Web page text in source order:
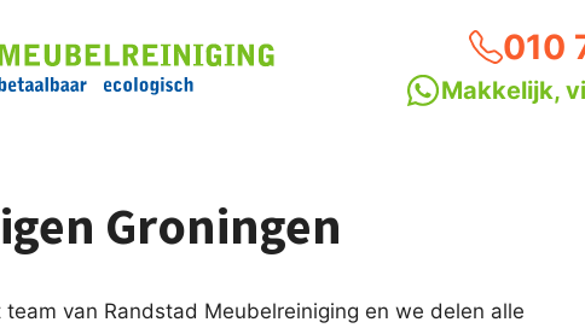
010
Makkelijk,
Groningen
van Randstad Meubelreiniging en we delen alle